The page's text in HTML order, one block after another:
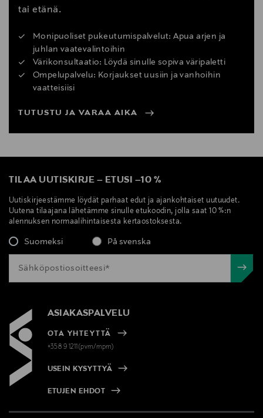
tai etänä.
Monipuoliset pukeutumispalvelut: Apua arjen ja
juhlan vaatevalintoihin
Värikonsultaatio: Löydä sinulle sopiva väripaletti
Ompelupalvelu: Korjaukset uusiin ja vanhoihin
vaatteisiisi
TUTUSTU JA VARAA AIKA
TILAA UUTISKIRJE – ETUSI –10 %
Uutiskirjeestämme löydät parhaat edut ja ajankohtaiset uutuudet.
Uutena tilaajana lähetämme sinulle etukoodin, jolla saat 10 %:n
alennuksen normaalihintaisesta kertaostoksesta.
Suomeksi På svenska
ASIAKASPALVELU
OTA YHTEYTTÄ
+358 9 1211(pvm/mpm)
USEIN KYSYTTYÄ
ETUJEN EHDOT